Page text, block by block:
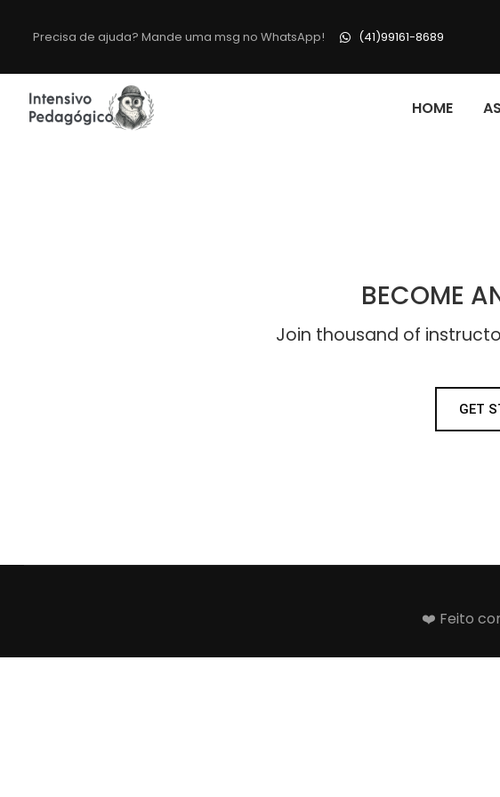
Precisa de ajuda? Mande uma msg no WhatsApp! (41)99161-8689
HOME
BECOME
Join thousand of
GET
❤️ Feito